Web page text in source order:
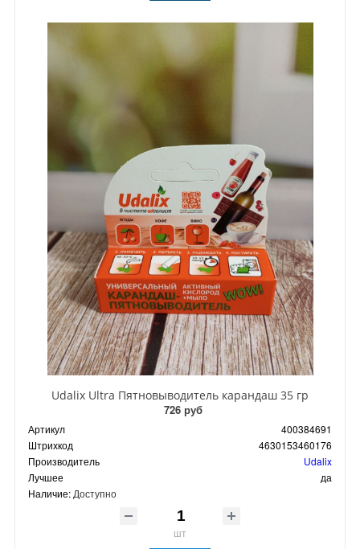
Udalix Ultra Пятновыводитель карандаш 35 гр
726 руб
Артикул
400384691
Штрихкод
4630153460176
Производитель
Udalix
Лучшее
да
Наличие: Доступно
шт